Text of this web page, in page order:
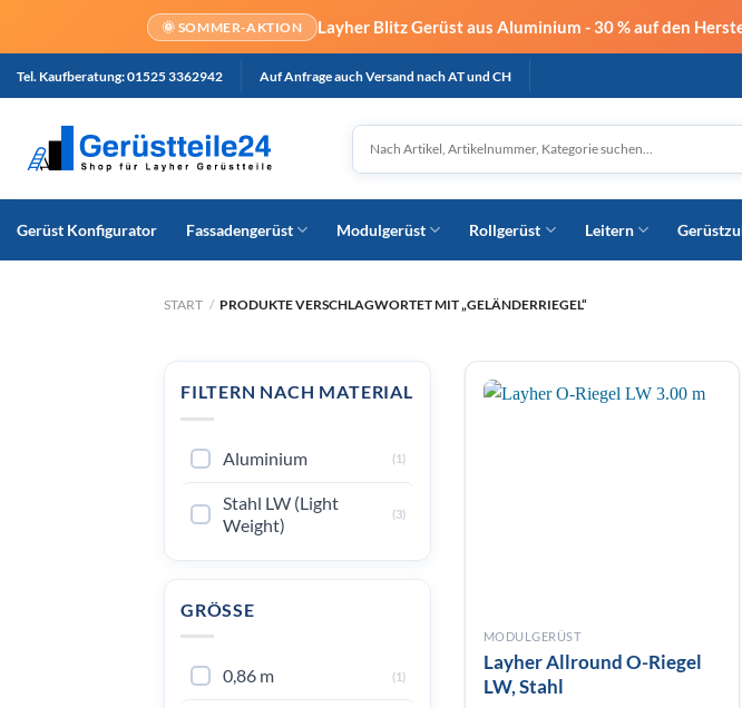
🌞 SOMMER-AKTION Layher Blitz Gerüst aus Aluminium -30 % auf den
Zum
Inhalt
springen
Tel. Kaufberatung: 01525 3362942 Auf Anfrage auch Versand nach AT und CH
Gerüst Konfigurator Fassadengerüst Modulgerüst Rollgerüst Leitern
START / PRODUKTE VERSCHLAGWORTET MIT „GELÄNDERRIEGEL“
FILTERN NACH MATERIAL
Aluminium (1)
Stahl LW (Light
Weight)
(3)
GRÖSSE
0,86 m (1)
MODULGERÜST
Layher Allround O-Riegel
LW, Stahl